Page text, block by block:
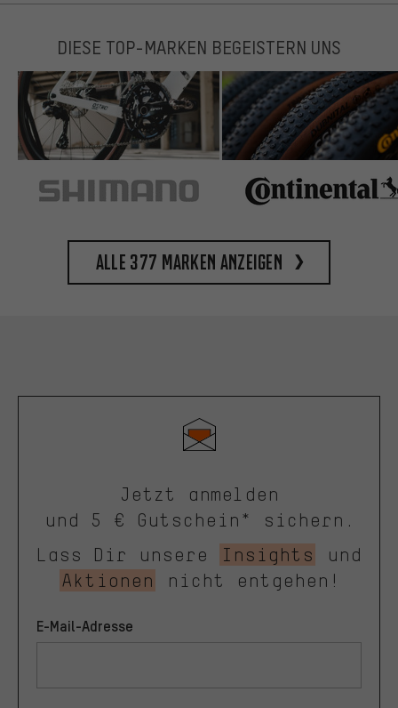
DIESE TOP-MARKEN BEGEISTERN UNS
Alle 377 Marken anzeigen
Jetzt anmelden
und 5 € Gutschein* sichern.
Lass Dir unsere
Insights
und
Aktionen
nicht entgehen!
E-Mail-Adresse